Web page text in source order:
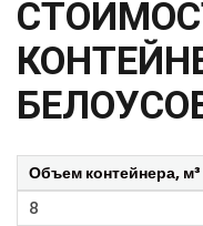
Объем контейнера, м³
8